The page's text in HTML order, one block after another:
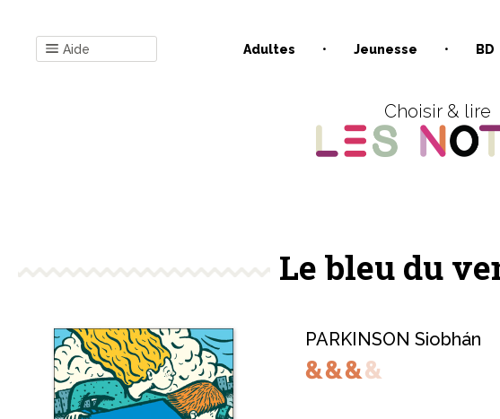
Aide Adultes Jeunesse BD
Choisir & lire
Le bleu du
PARKINSON Siobhán